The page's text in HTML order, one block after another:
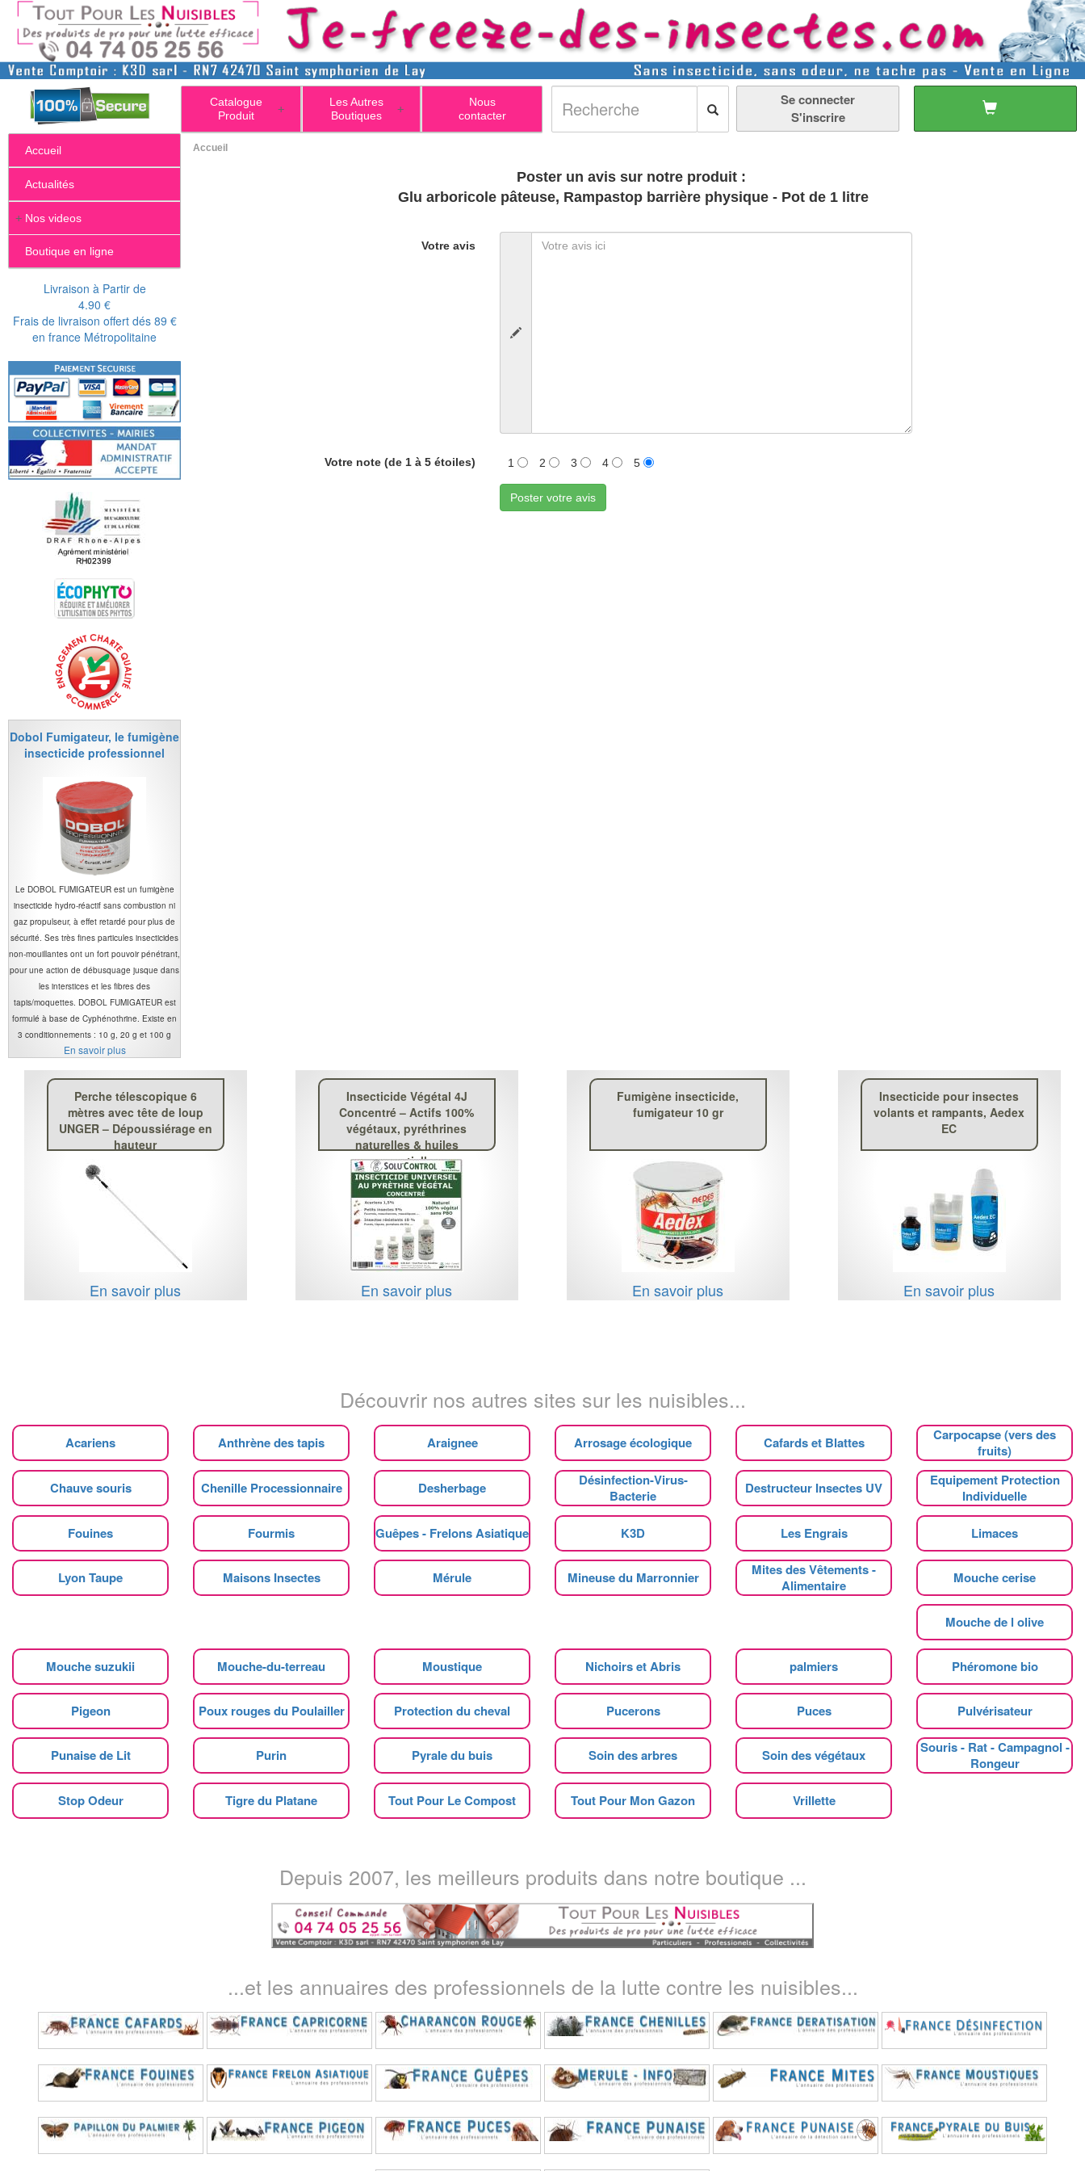
+
Catalogue
Produit
+
Les Autres
Boutiques
Nous
contacter
Se connecter
S'inscrire
Accueil
Actualités
+ Nos videos
Boutique en ligne
Livraison à Partir de
4.90 €
Frais de livraison offert dés 89 €
en france Métropolitaine
Dobol Fumigateur, le fumigène
insecticide professionnel
Le DOBOL FUMIGATEUR est un fumigène
insecticide hydro-réactif sans combustion ni
gaz propulseur, à effet retardé pour plus de
sécurité. Ses très fines particules insecticides
non-mouillantes ont un fort pouvoir pénétrant,
pour une action de débusquage jusque dans
les interstices et les fibres des
tapis/moquettes. DOBOL FUMIGATEUR est
formulé à base de Cyphénothrine. Existe en
3 conditionnements : 10 g, 20 g et 100 g
En savoir plus
Accueil
Poster un avis sur notre produit :
Glu arboricole pâteuse, Rampastop barrière physique - Pot de 1 litre
Votre avis
Votre note (de 1 à 5 étoiles) 1 2 3 4 5
Poster votre avis
Perche télescopique 6
mètres avec tête de loup
UNGER – Dépoussiérage en
hauteur
En savoir plus
Insecticide Végétal 4J
Concentré – Actifs 100%
végétaux, pyréthrines
naturelles & huiles
essentielles
En savoir plus
Fumigène insecticide,
fumigateur 10 gr
En savoir plus
Insecticide pour insectes
volants et rampants, Aedex
EC
En savoir plus
Découvrir nos autres sites sur les nuisibles...
Acariens Anthrène des tapis Araignee Arrosage écologique Cafards et Blattes
Carpocapse (vers des
fruits)
Chauve souris Chenille Processionnaire Desherbage
Désinfection-Virus-
Bacterie
Destructeur Insectes UV
Equipement Protection
Individuelle
Fouines Fourmis Guêpes - Frelons Asiatique K3D Les Engrais Limaces
Lyon Taupe Maisons Insectes Mérule Mineuse du Marronnier
Mites des Vêtements -
Alimentaire
Mouche cerise
Mouche de l olive
Mouche suzukii Mouche-du-terreau Moustique Nichoirs et Abris palmiers Phéromone bio
Pigeon Poux rouges du Poulailler Protection du cheval Pucerons Puces Pulvérisateur
Punaise de Lit Purin Pyrale du buis Soin des arbres Soin des végétaux
Souris - Rat - Campagnol -
Rongeur
Stop Odeur Tigre du Platane Tout Pour Le Compost Tout Pour Mon Gazon Vrillette
Depuis 2007, les meilleurs produits dans notre boutique ...
...et les annuaires des professionnels de la lutte contre les nuisibles...